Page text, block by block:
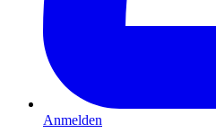
Anmelden